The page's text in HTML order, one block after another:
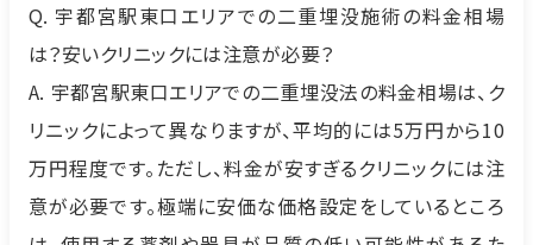
Q. 宇都宮駅東口エリアでの二重埋没施術の料金相場
は？安いクリニックには注意が必要？
A. 宇都宮駅東口エリアでの二重埋没法の料金相場は、ク
リニックによって異なりますが、平均的には5万円から10
万円程度です。ただし、料金が安すぎるクリニックには注
意が必要です。極端に安価な価格設定をしているところ